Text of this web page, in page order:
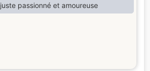
passionné et amoureuse